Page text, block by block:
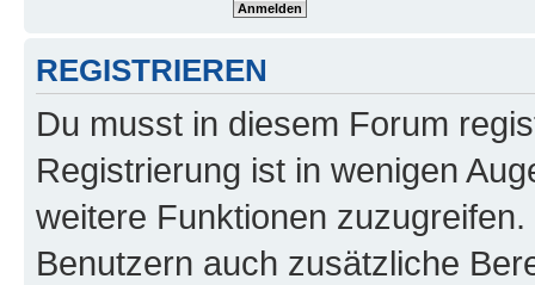
REGISTRIEREN
Du musst in diesem Forum
Registrierung ist in wenigen
weitere Funktionen
Benutzern auch zusätzliche